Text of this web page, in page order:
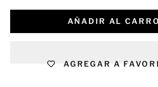
AÑADIR AL CARRO
AGREGAR A